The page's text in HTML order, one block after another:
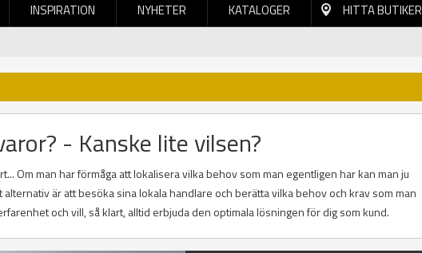
INSPIRATION NYHETER KATALOGER HITTA BUTIKER
- Kanske lite vilsen?
Om man har förmåga att lokalisera vilka behov som man egentligen har kan man ju
är att besöka sina lokala handlare och berätta vilka behov och krav som man
och vill, så klart, alltid erbjuda den optimala lösningen för dig som kund.